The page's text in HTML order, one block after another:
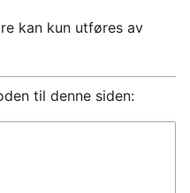
kan kun utføres av
til denne siden: